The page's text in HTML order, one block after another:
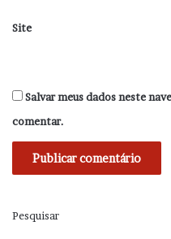
Site
Salvar meus dados neste
comentar.
Pesquisar